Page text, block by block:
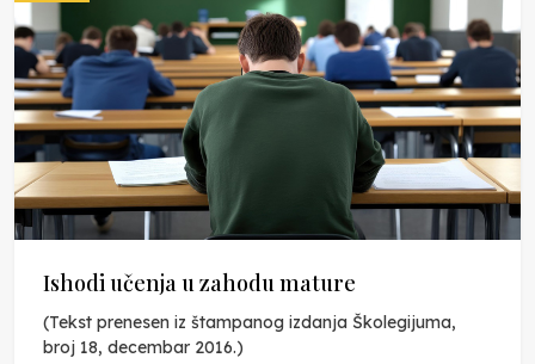
Ishodi učenja u zahodu mature
(Tekst prenesen iz štampanog izdanja Školegijuma,
broj 18, decembar 2016.)